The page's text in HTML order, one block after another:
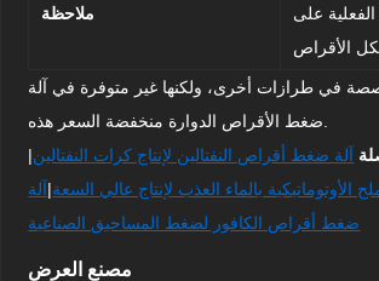
ملاحظة
على
في طرازات أخرى، ولكنها غير متوفرة في آلة
آلة ضغط أقراص النفتالين لإنتاج كرات النفتالين|
بالماء العذب لإنتاج عالي السعة|آلة
ضغط أقراص الكافور لضغط المساحيق الصناعية
مصنع العرض